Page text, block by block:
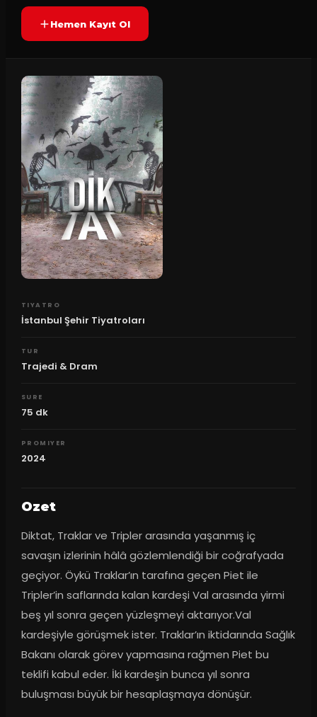
Hemen Kayıt Ol
TIYATRO
İstanbul Şehir Tiyatroları
TUR
Trajedi & Dram
SURE
75 dk
PROMIYER
2024
Ozet
Diktat, Traklar ve Tripler arasında yaşanmış iç
savaşın izlerinin hâlâ gözlemlendiği bir coğrafyada
geçiyor. Öykü Traklar’ın tarafına geçen Piet ile
Tripler’in saflarında kalan kardeşi Val arasında yirmi
beş yıl sonra geçen yüzleşmeyi aktarıyor.Val
kardeşiyle görüşmek ister. Traklar’ın iktidarında Sağlık
Bakanı olarak görev yapmasına rağmen Piet bu
teklifi kabul eder. İki kardeşin bunca yıl sonra
buluşması büyük bir hesaplaşmaya dönüşür.